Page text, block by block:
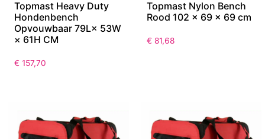
Topmast Heavy Duty
Hondenbench
Opvouwbaar 79L× 53W
× 61H CM
€ 157,70
Topmast Nylon Bench
Rood 102 x 69 x 69 cm
€ 81,68